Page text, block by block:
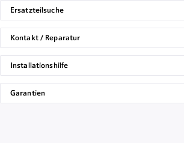
Ersatzteilsuche
Kontakt / Reparatur
Installationshilfe
Garantien